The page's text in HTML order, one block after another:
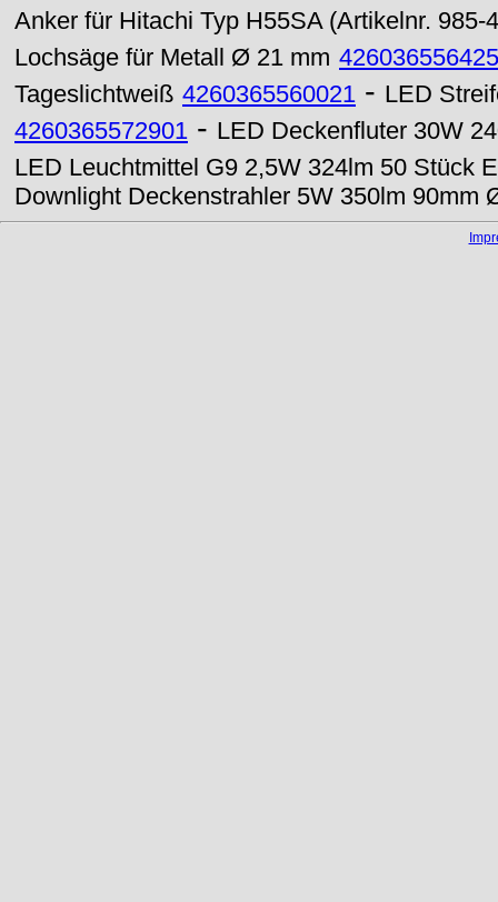
Anker für Hitachi Typ H55SA (Artikelnr. 985-
Lochsäge für Metall Ø 21 mm
Tageslichtweiß 4260365560021 - LED
4260365572901 - LED Deckenfluter 30W
LED Leuchtmittel G9 2,5W 324lm 50 Stück
Downlight Deckenstrahler 5W 350lm 90mm